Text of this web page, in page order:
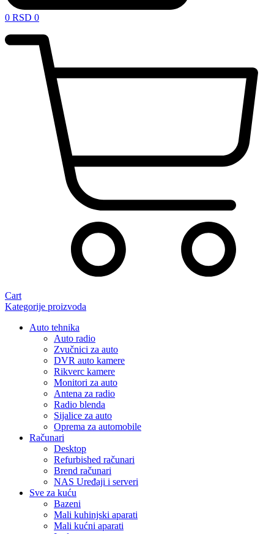
0 RSD 0
Cart
Kategorije proizvoda
Auto tehnika
Auto radio
Zvučnici za auto
DVR auto kamere
Rikverc kamere
Monitori za auto
Antena za radio
Radio blenda
Sijalice za auto
Oprema za automobile
Računari
Desktop
Refurbished računari
Brend računari
NAS Uređaji i serveri
Sve za kuću
Bazeni
Mali kuhinjski aparati
Mali kućni aparati